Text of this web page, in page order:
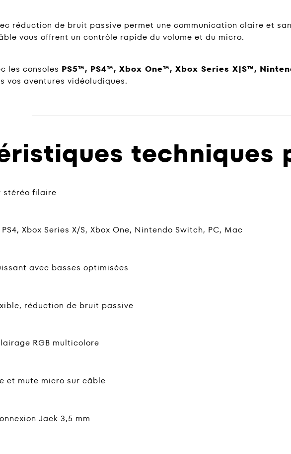
réduction de bruit passive permet une communication claire et
vous offrent un contrôle rapide du volume et du micro.
les consoles PS5™, PS4™, Xbox One™, Xbox Series X|S™,
vos aventures vidéoludiques.
techniques
stéréo filaire
PS4, Xbox Series X/S, Xbox One, Nintendo Switch, PC, Mac
avec basses optimisées
réduction de bruit passive
RGB multicolore
et mute micro sur câble
Jack 3,5 mm